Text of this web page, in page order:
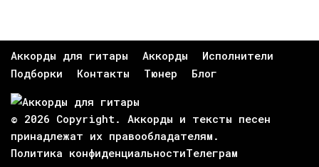
Аккорды для гитары Аккорды
Исполнители
Подборки
Контакты Тюнер Блог
© 2026 Copyright. Аккорды и тексты песен
принадлежат их правообладателям .
Политика конфиденциальностиТелеграм